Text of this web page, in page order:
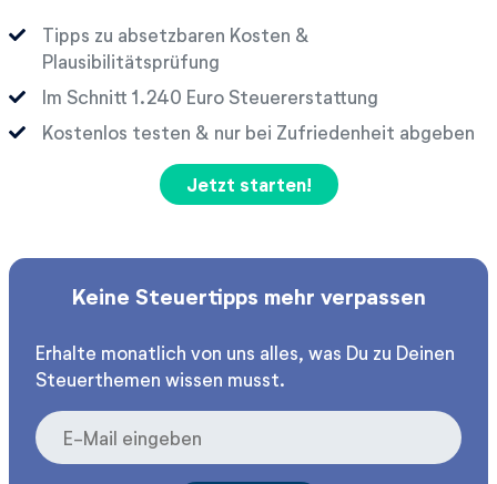
Tipps zu absetzbaren Kosten &
Plausibilitätsprüfung
Im Schnitt
Euro Steuererstattung
Kostenlos testen & nur bei Zufriedenheit abgeben
Jetzt starten!
Keine Steuertipps mehr verpassen
Erhalte monatlich von uns alles, was Du zu Deinen
Steuerthemen wissen musst.